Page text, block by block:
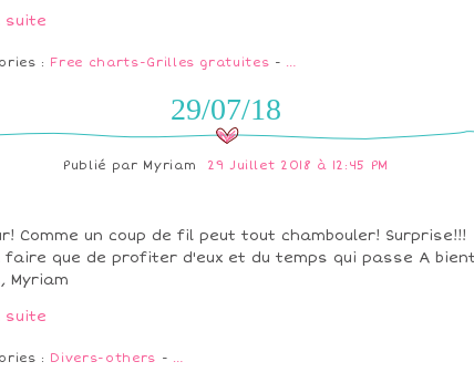
suite
: Free charts-Grilles gratuites - …
29/07/18
Publié par Myriam 29 Juillet 2018 à 12:45 PM
Comme un coup de fil peut tout chambouler! Surprise!!!
faire que de profiter d'eux et du temps qui passe A
Myriam
suite
: Divers-others - …